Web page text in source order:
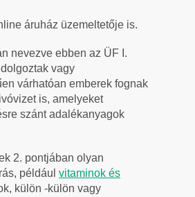
áruház üzemeltetője is.
nevezve ebben az ÜF I.
vagy
várhatóan emberek fognak
is, amelyeket
szánt adalékanyagok
2. pontjában olyan
például vitaminok és
külön -külön vagy